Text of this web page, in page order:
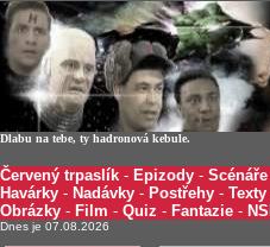
Dlabu na tebe, ty hadronová kebule.
Červený trpaslík - Epizody - Scénáře
Havárky - Nadávky - Postřehy - Texty
Obrázky - Film - Quiz - Fantazie -
Dnes je 07.08.2026